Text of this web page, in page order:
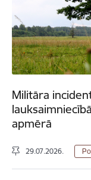
Militāra
apmērā
29.07.2026.